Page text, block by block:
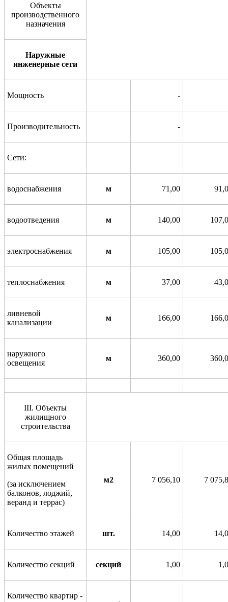
Объекты
производственного
назначения
Наружные
инженерные сети
Мощность -
Производительность -
Сети:
водоснабжения м 71,00
водоотведения м 140,00
электроснабжения м 105,00
теплоснабжения м 37,00
ливневой
канализации
м 166,00
наружного
освещения
м 360,00
III. Объекты
жилищного
строительства
Общая площадь
жилых помещений
(за исключением
балконов, лоджий,
веранд и террас)
м2 7 056,10 7
Количество этажей шт. 14,00
Количество секций секций 1,00
Количество квартир -